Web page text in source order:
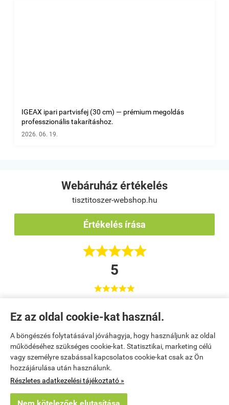
Ez az oldal cookie-kat használ.
A böngészés folytatásával jóváhagyja, hogy használjunk az oldal
működéséhez szükséges cookie-kat. Statisztikai, marketing célú
vagy személyre szabással kapcsolatos cookie-kat csak az Ön
hozzájárulása után használunk.
Részletes adatkezelési tájékoztató »
IGEAX ipari partvisfej (30 cm) — prémium megoldás
professzionális takarításhoz.
2026. 06. 19.
Webáruház értékelés
tisztitoszer-webshop.hu
Értékelés írása

5

Váci Sport Közhasznú Nonprofit Kft. / Tumpek Tímea
Kezdőlap|Regisztráció|Kosár tartalma, megrendelés|
Rendelési feltételek|Bemutatkozás